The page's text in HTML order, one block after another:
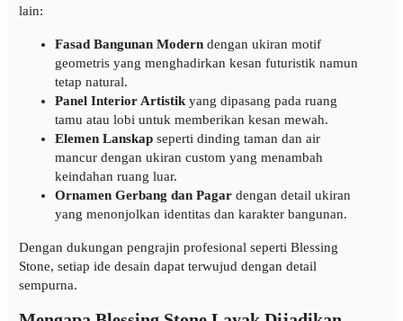
lain:
Fasad Bangunan Moderndengan ukiran motif
geometris yang menghadirkan kesan futuristik namun
tetap natural.
Panel Interior Artistikyang dipasang pada ruang
tamu atau lobi untuk memberikan kesan mewah.
Elemen Lanskapseperti dinding taman dan air
mancur dengan ukiran custom yang menambah
keindahan ruang luar.
Ornamen Gerbang dan Pagardengan detail ukiran
yang menonjolkan identitas dan karakter bangunan.
Dengan dukungan pengrajin profesional seperti Blessing
Stone, setiap ide desain dapat terwujud dengan detail
sempurna.